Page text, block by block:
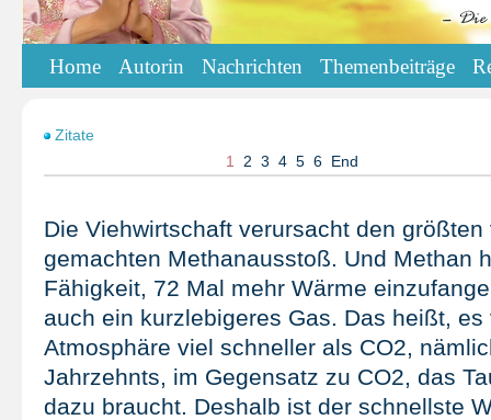
Home Autorin Nachrichten Themenbeiträge
Zitate
1
2 3 4 5 6 End
Die Viehwirtschaft verursacht den
gemachten Methanausstoß. Und Methan
Fähigkeit, 72 Mal mehr Wärme
auch ein kurzlebigeres Gas. Das heißt, es
Atmosphäre viel schneller als CO2,
Jahrzehnts, im Gegensatz zu CO2, das
dazu braucht. Deshalb ist der schnellste